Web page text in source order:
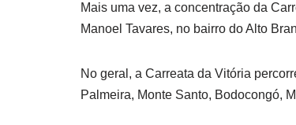
Mais uma vez, a concentração da
Manoel Tavares, no bairro do Alto
No geral, a Carreata da Vitória
Palmeira, Monte Santo, Bodocongó,